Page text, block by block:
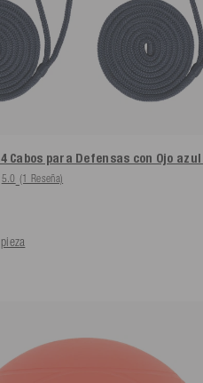
Cabos para Defensas con Ojo
5.0 (1 Reseña)